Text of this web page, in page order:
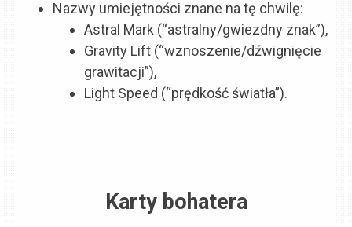
Nazwy umiejętności znane na tę chwilę:
Astral Mark (“astralny/gwiezdny znak”),
Gravity Lift (“wznoszenie/dźwignięcie
grawitacji”),
Light Speed (“prędkość światła”).
Karty bohatera